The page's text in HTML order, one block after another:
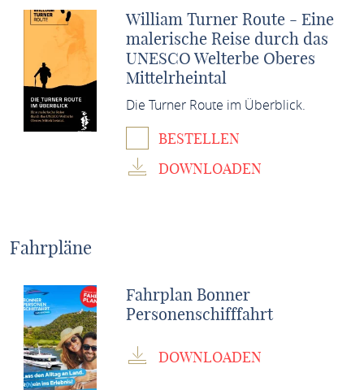
William Turner Route - Eine
malerische Reise durch das
UNESCO Welterbe Oberes
Mittelrheintal
Die Turner Route im Überblick.
BESTELLEN
DOWNLOADEN
Fahrpläne
Fahrplan Bonner
Personenschifffahrt
DOWNLOADEN